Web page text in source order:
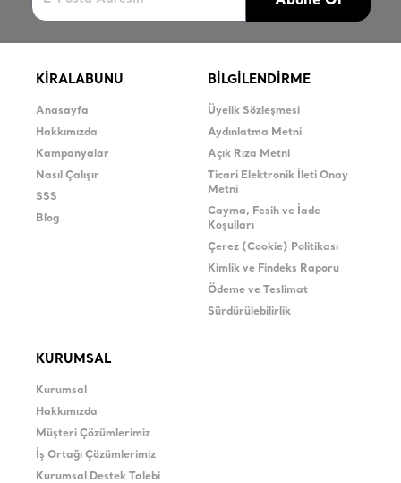
KİRALABUNU
Anasayfa
Hakkımızda
Kampanyalar
Nasıl Çalışır
SSS
Blog
BİLGİLENDİRME
Üyelik Sözleşmesi
Aydınlatma Metni
Açık Rıza Metni
Ticari Elektronik İleti Onay
Metni
Cayma, Fesih ve İade
Koşulları
Çerez (Cookie) Politikası
Kimlik ve Findeks Raporu
Ödeme ve Teslimat
Sürdürülebilirlik
KURUMSAL
Kurumsal
Hakkımızda
Müşteri Çözümlerimiz
İş Ortağı Çözümlerimiz
Kurumsal Destek Talebi